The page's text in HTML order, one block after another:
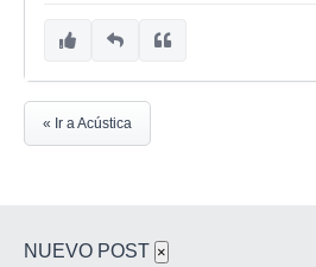
« Ir a Acústica
NUEVO POST ×